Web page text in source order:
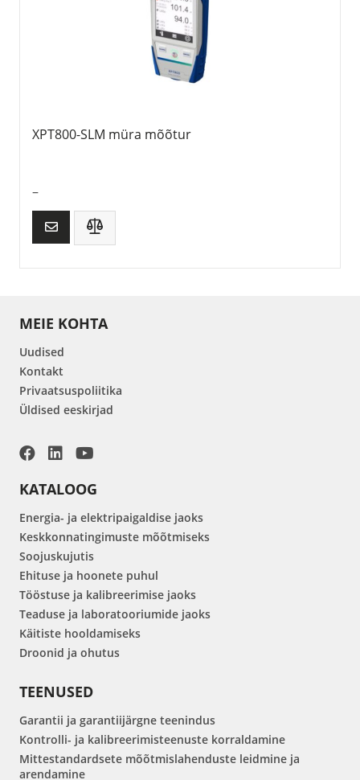
XPT800-SLM müra mõõtur
–
MEIE KOHTA
Uudised
Kontakt
Privaatsuspoliitika
Üldised eeskirjad
KATALOOG
Energia- ja elektripaigaldise jaoks
Keskkonnatingimuste mõõtmiseks
Soojuskujutis
Ehituse ja hoonete puhul
Tööstuse ja kalibreerimise jaoks
Teaduse ja laboratooriumide jaoks
Käitiste hooldamiseks
Droonid ja ohutus
TEENUSED
Garantii ja garantiijärgne teenindus
Kontrolli- ja kalibreerimisteenuste korraldamine
Mittestandardsete mõõtmislahenduste leidmine ja
arendamine